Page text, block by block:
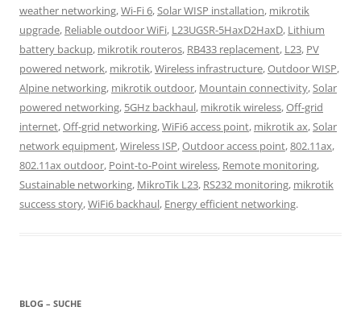
weather networking,Wi-Fi 6,Solar WISP installation, mikrotik
upgrade, Reliable outdoor WiFi, L23UGSR-5HaxD2HaxD, Lithium
battery backup, mikrotik routeros, RB433 replacement, L23, PV
powered network, mikrotik,Wireless infrastructure,Outdoor WISP,
Alpine networking, mikrotik outdoor, Mountain connectivity,Solar
powered networking, 5GHz backhaul, mikrotik wireless,Off-grid
internet,Off-grid networking,WiFi6 access point, mikrotik ax,Solar
network equipment,Wireless ISP,Outdoor access point,802.11ax,
802.11ax outdoor, Point-to-Point wireless, Remote monitoring,
Sustainable networking, MikroTik L23, RS232 monitoring, mikrotik
success story,WiFi6 backhaul, Energy efficient networking.
BLOG – SUCHE